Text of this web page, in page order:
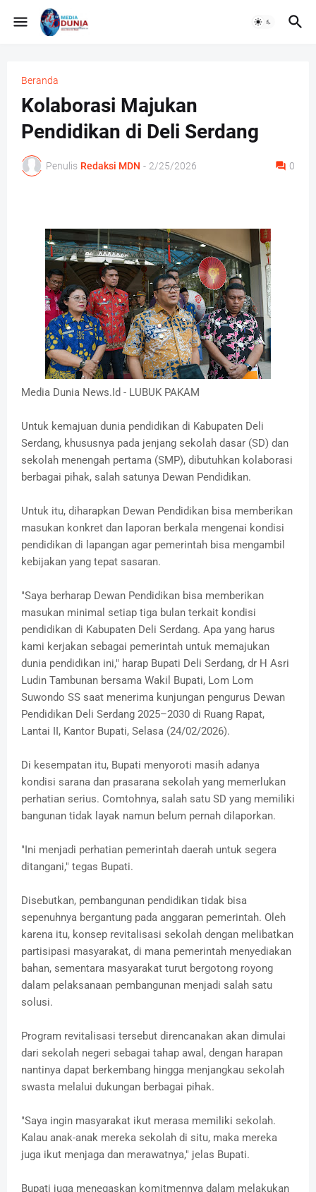
Beranda
Kolaborasi Majukan
Pendidikan di Deli Serdang
Penulis Redaksi MDN - 2/25/2026 0
Media Dunia News.Id - LUBUK PAKAM
Untuk kemajuan dunia pendidikan di Kabupaten Deli
Serdang, khususnya pada jenjang sekolah dasar (SD) dan
sekolah menengah pertama (SMP), dibutuhkan kolaborasi
berbagai pihak, salah satunya Dewan Pendidikan.
Untuk itu, diharapkan Dewan Pendidikan bisa memberikan
masukan konkret dan laporan berkala mengenai kondisi
pendidikan di lapangan agar pemerintah bisa mengambil
kebijakan yang tepat sasaran.
"Saya berharap Dewan Pendidikan bisa memberikan
masukan minimal setiap tiga bulan terkait kondisi
pendidikan di Kabupaten Deli Serdang. Apa yang harus
kami kerjakan sebagai pemerintah untuk memajukan
dunia pendidikan ini," harap Bupati Deli Serdang, dr H Asri
Ludin Tambunan bersama Wakil Bupati, Lom Lom
Suwondo SS saat menerima kunjungan pengurus Dewan
Pendidikan Deli Serdang 2025–2030 di Ruang Rapat,
Lantai II, Kantor Bupati, Selasa (24/02/2026).
Di kesempatan itu, Bupati menyoroti masih adanya
kondisi sarana dan prasarana sekolah yang memerlukan
perhatian serius. Comtohnya, salah satu SD yang memiliki
bangunan tidak layak namun belum pernah dilaporkan.
"Ini menjadi perhatian pemerintah daerah untuk segera
ditangani," tegas Bupati.
Disebutkan, pembangunan pendidikan tidak bisa
sepenuhnya bergantung pada anggaran pemerintah. Oleh
karena itu, konsep revitalisasi sekolah dengan melibatkan
partisipasi masyarakat, di mana pemerintah menyediakan
bahan, sementara masyarakat turut bergotong royong
dalam pelaksanaan pembangunan menjadi salah satu
solusi.
Program revitalisasi tersebut direncanakan akan dimulai
dari sekolah negeri sebagai tahap awal, dengan harapan
nantinya dapat berkembang hingga menjangkau sekolah
swasta melalui dukungan berbagai pihak.
"Saya ingin masyarakat ikut merasa memiliki sekolah.
Kalau anak-anak mereka sekolah di situ, maka mereka
juga ikut menjaga dan merawatnya," jelas Bupati.
Bupati juga menegaskan komitmennya dalam melakukan